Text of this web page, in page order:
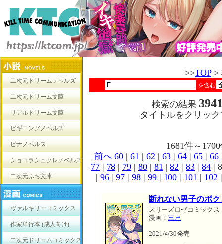
二次元ドリームノベルズ
二次元ドリーム文庫
リアルドリーム文庫
ビギニングノベルズ
ピナノベルス
ショコラシュクレノベルズ
二次元ぷち文庫
ヴァルキリーコミックス
作家単行本 (成人向け)
二次元ドリームコミックス
>>TOP>
を含む
検索の結果
タイトルをクリッ
1681件～
前へ 60 | 61 | 62 | 63 | 64 | 65 | 66
77 | 78 | 79 | 80 | 81 | 82 | 83 | 84 |
| 96 | 97 | 98 | 99 | 100 | 101 | 102
断れない男子のボ
スリーズロゼコミックス
漫画： 三戸
2021/4/30発売